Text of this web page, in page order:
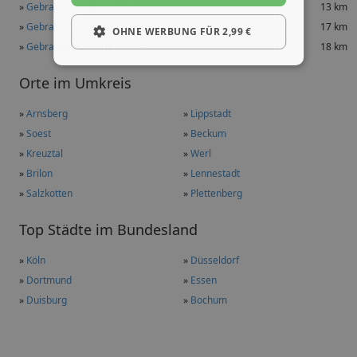
»Gebrauchtwagen in Eslohe
13 km
»Gebrauchtwagen in Olsberg
17 km
»Gebrauchtwagen in Möhnesee 18 km
Orte im Umkreis
»Arnsberg » Lippstadt
»Soest » Beckum
» Kreuztal »Werl
» Brilon » Lennestadt
»Salzkotten » Plettenberg
Top Städte im Bundesland
» Köln » Düsseldorf
» Dortmund » Essen
» Duisburg » Bochum
OHNE WERBUNG FÜR 2,99 €